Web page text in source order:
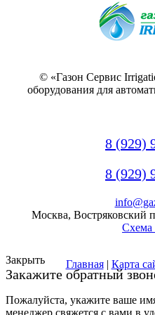
© «Газон Сервис
оборудования для
8 (929)
8 (929)
Москва, Востряковский
Схема
Главная| Карта
Закрыть
Закажите обратный
Пожалуйста, укажите ваше
менеджер свяжется с вами в